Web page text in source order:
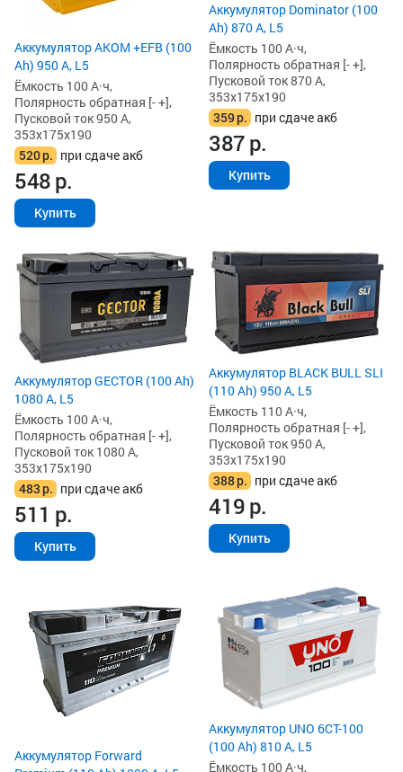
Аккумулятор AKOM +EFB (100
Ah) 950 А, L5
Ёмкость 100 А·ч,
Полярность обратная [- +],
Пусковой ток 950 А,
353x175x190
520р. при сдаче акб
548р.
Купить
Аккумулятор Dominator (100
Ah) 870 А, L5
Ёмкость 100 А·ч,
Полярность обратная [- +],
Пусковой ток 870 А,
353x175x190
359р. при сдаче акб
387р.
Купить
Аккумулятор GECTOR (100 Ah)
1080 А, L5
Ёмкость 100 А·ч,
Полярность обратная [- +],
Пусковой ток 1080 А,
353x175x190
483р. при сдаче акб
511 р.
Купить
Аккумулятор BLACK BULL SLI
(110 Ah) 950 А, L5
Ёмкость 110 А·ч,
Полярность обратная [- +],
Пусковой ток 950 А,
353x175x190
388р. при сдаче акб
419р.
Купить
Аккумулятор Forward
Аккумулятор UNO 6CT-100
(100 Ah) 810 А, L5
Ёмкость 100 А·ч,